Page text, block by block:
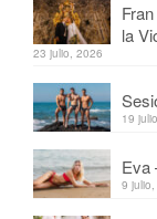
la
23 julio, 2026
19
Eva
9